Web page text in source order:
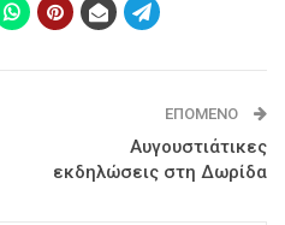
ΕΠΌΜΕΝΟ
Αυγουστιάτικες
εκδηλώσεις στη Δωρίδα